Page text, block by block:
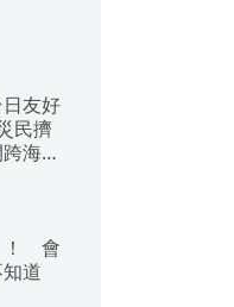
友好
民擠
海急
！ 會
道